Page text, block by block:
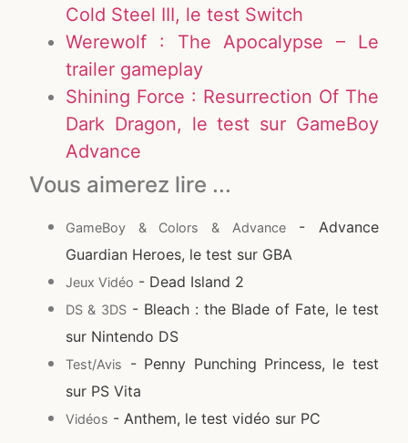
Cold Steel III, le test Switch
Werewolf : The Apocalypse – Le
trailer gameplay
Shining Force : Resurrection Of The
Dark Dragon, le test sur GameBoy
Advance
Vous aimerez lire ...
GameBoy & Colors & Advance- Advance
Guardian Heroes, le test sur GBA
Jeux Vidéo - Dead Island 2
DS & 3DS- Bleach : the Blade of Fate, le test
sur Nintendo DS
Test/Avis
- Penny Punching Princess, le test
sur PS Vita
Vidéos - Anthem, le test vidéo sur PC